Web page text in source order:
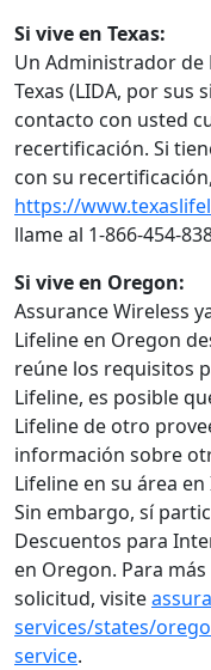
Si vive en Texas:
Un Administrador de
Texas (LIDA, por sus
contacto con usted
recertificación. Si
con su
https://
llame al 1-866-454-
Si vive en Oregon:
Assurance Wireless
Lifeline en Oregon
reúne los requisitos
Lifeline, es posible
Lifeline de otro
información sobre
Lifeline en su área
Sin embargo, sí
Descuentos para
en Oregon. Para
solicitud, visite
services/states/
service.